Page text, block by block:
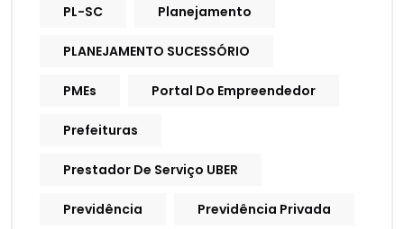
PL-SC Planejamento
PLANEJAMENTO SUCESSÓRIO
PMEs Portal Do Empreendedor
Prefeituras
Prestador De Serviço UBER
Previdência Previdência Privada